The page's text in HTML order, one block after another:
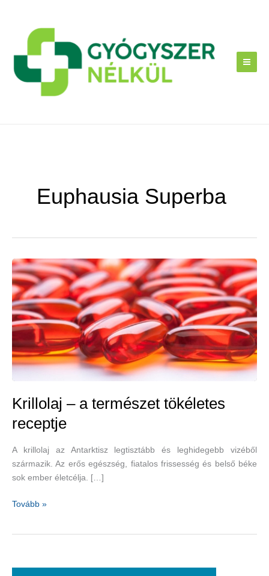
Euphausia Superba
Krillolaj – a természet tökéletes
receptje
A krillolaj az Antarktisz legtisztább és leghidegebb vizéből
származik. Az erős egészség, fiatalos frissesség és belső béke
sok ember életcélja. […]
Krillolaj
Tovább »